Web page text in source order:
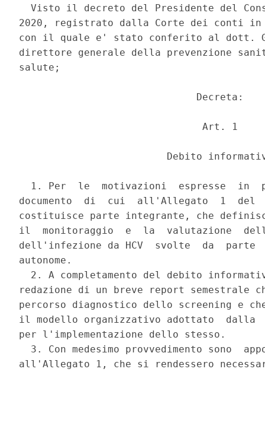
Visto il decreto del Presidente del
2020, registrato dalla Corte dei conti in
con il quale e' stato conferito al dott.
direttore generale della prevenzione
salute;
                              Decreta:
                               Art. 1
Debito
1. Per  le  motivazioni  espresse  in
documento  di  cui  all'Allegato  1  del
costituisce parte integrante, che
il  monitoraggio  e  la  valutazione
dell'infezione da HCV  svolte  da
autonome.
2. A completamento del debito
redazione di un breve report
percorso diagnostico dello screening e
il modello organizzativo adottato  dalla
per l'implementazione dello stesso.
3. Con medesimo provvedimento sono